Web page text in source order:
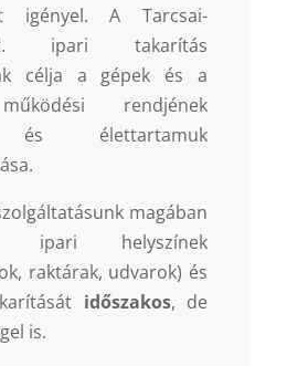
igényel. A Tarcsai-
ipari takarítás
célja a gépek és a
rendjének
és élettartamuk
magában
ipari helyszínek
raktárak, udvarok) és
időszakos, de
is.